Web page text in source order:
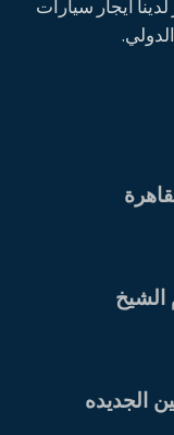
كما يتوفر لدينا ايجار سيارات
الشيخ
الجديده